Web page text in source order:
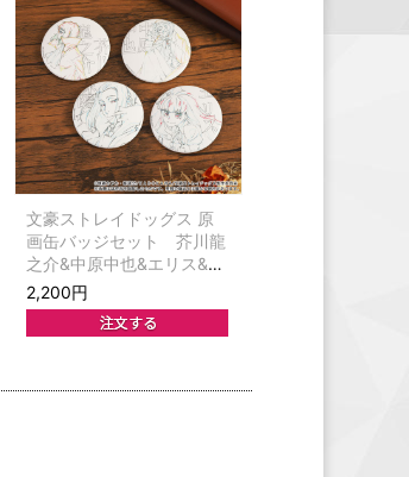
文豪ストレイドッグス 原
画缶バッジセット 芥川龍
之介&中原中也&エリス&森
鴎外
2,200円